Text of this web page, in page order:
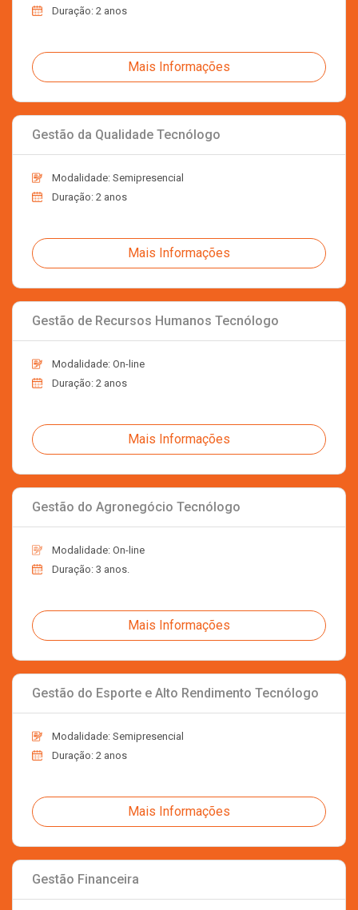
Duração: 2 anos
Mais Informações
Gestão da Qualidade Tecnólogo
Modalidade: Semipresencial
Duração: 2 anos
Mais Informações
Gestão de Recursos Humanos Tecnólogo
Modalidade: On-line
Duração: 2 anos
Mais Informações
Gestão do Agronegócio Tecnólogo
Modalidade: On-line
Duração: 3 anos.
Mais Informações
Gestão do Esporte e Alto Rendimento Tecnólogo
Modalidade: Semipresencial
Duração: 2 anos
Mais Informações
Gestão Financeira